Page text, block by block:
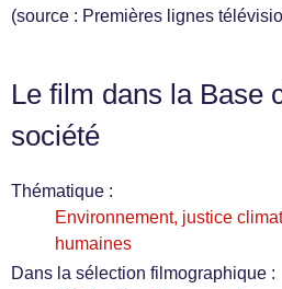
(source : Premières lignes
Le film dans la Base
société
Thématique :
Environnement, justice
humaines
Dans la sélection filmographique :